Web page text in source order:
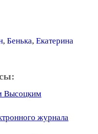
, Бенька, Екатерина
Высоцким
журнала